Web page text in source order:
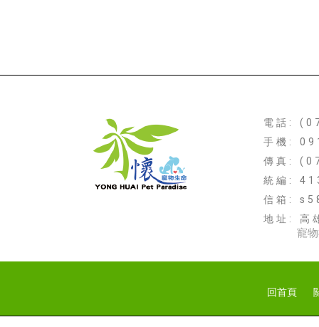
電話:
手機:
傳真:
統編:
信箱:
地址: 高
寵
回首頁